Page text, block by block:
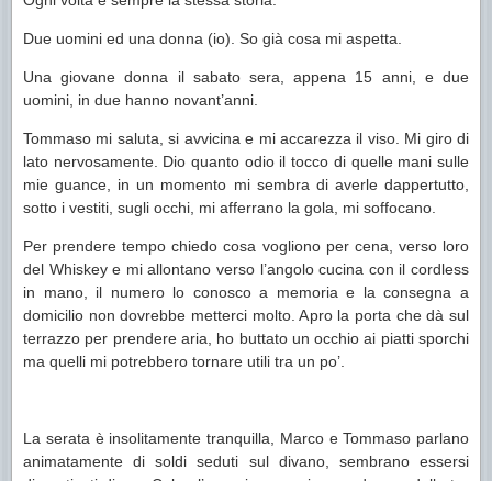
Due uomini ed una donna (io). So già cosa mi aspetta.
Una giovane donna il sabato sera, appena 15 anni, e due
uomini, in due hanno novant’anni.
Tommaso mi saluta, si avvicina e mi accarezza il viso. Mi giro di
lato nervosamente. Dio quanto odio il tocco di quelle mani sulle
mie guance, in un momento mi sembra di averle dappertutto,
sotto i vestiti, sugli occhi, mi afferrano la gola, mi soffocano.
Per prendere tempo chiedo cosa vogliono per cena, verso loro
del Whiskey e mi allontano verso l’angolo cucina con il cordless
in mano, il numero lo conosco a memoria e la consegna a
domicilio non dovrebbe metterci molto. Apro la porta che dà sul
terrazzo per prendere aria, ho buttato un occhio ai piatti sporchi
ma quelli mi potrebbero tornare utili tra un po’.
La serata è insolitamente tranquilla, Marco e Tommaso parlano
animatamente di soldi seduti sul divano, sembrano essersi